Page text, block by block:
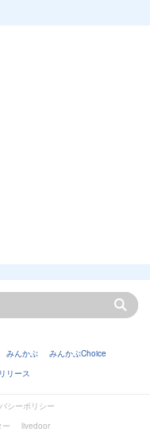
みんかぶ
みんかぶChoice
リース
シーポリシー
livedoor